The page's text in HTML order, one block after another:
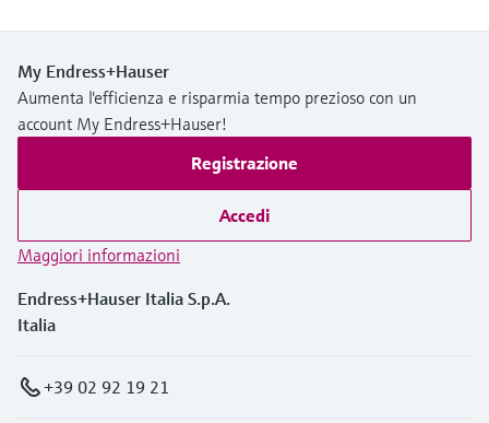
My Endress+Hauser
Aumenta l'efficienza e risparmia tempo prezioso con un
account My Endress+Hauser!
Registrazione
Accedi
Maggiori informazioni
Endress+Hauser Italia S.p.A.
Italia
+39 02 92 19 21